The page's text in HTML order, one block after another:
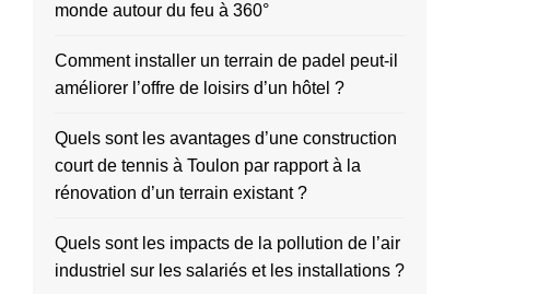
monde autour du feu à 360°
Comment installer un terrain de padel peut-il
améliorer l’offre de loisirs d’un hôtel ?
Quels sont les avantages d’une construction
court de tennis à Toulon par rapport à la
rénovation d’un terrain existant ?
Quels sont les impacts de la pollution de l’air
industriel sur les salariés et les installations ?